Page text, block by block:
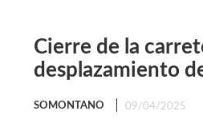
Cierre de la
desplazamiento
SOMONTANO 09/04/2025